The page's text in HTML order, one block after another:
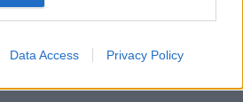
Data Access Privacy Policy
épül Angyalföldön